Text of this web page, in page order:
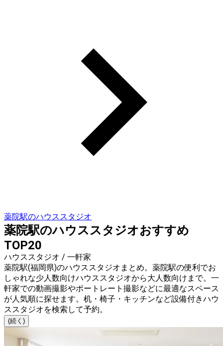
薬院駅のハウススタジオ
薬院駅のハウススタジオおすすめ
TOP20
ハウススタジオ / 一軒家
薬院駅(福岡県)のハウススタジオまとめ。薬院駅の便利でお
しゃれな少人数向けハウススタジオから大人数向けまで。一
軒家での動画撮影やポートレート撮影などに最適なスペース
が人気順に探せます。机・椅子・キッチンなど設備付きハウ
ススタジオを検索して予約。
(続く)